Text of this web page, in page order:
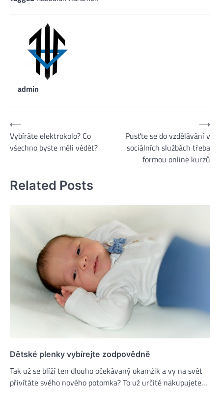
admin
Navigace
pro
příspěvek
⟵
Vybíráte elektrokolo? Co
všechno byste měli vědět?
Pusťte se do vzdělávání v
sociálních službách třeba
formou online kurzů
⟶
Related Posts
Dětské plenky vybírejte zodpovědně
Tak už se blíží ten dlouho očekávaný okamžik a vy na svět
přivítáte svého nového potomka? To už určitě nakupujete…